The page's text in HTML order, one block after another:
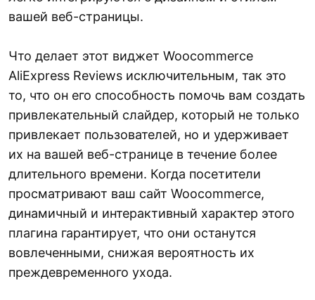
вашей веб-страницы.
Что делает этот виджет Woocommerce
AliExpress Reviews исключительным, так это
то, что он его способность помочь вам создать
привлекательный слайдер, который не только
привлекает пользователей, но и удерживает
их на вашей веб-странице в течение более
длительного времени. Когда посетители
просматривают ваш сайт Woocommerce,
динамичный и интерактивный характер этого
плагина гарантирует, что они останутся
вовлеченными, снижая вероятность их
преждевременного ухода.